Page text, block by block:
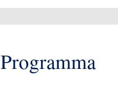
Programma